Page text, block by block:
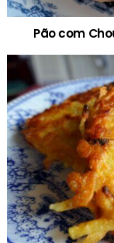
Pão com